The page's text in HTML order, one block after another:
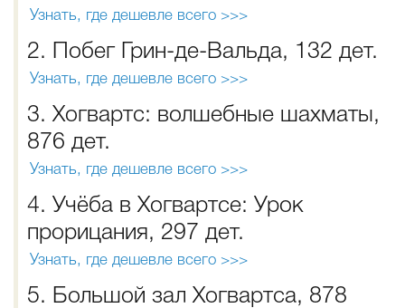
Узнать, где дешевле всего >>>
2. Побег Грин-де-Вальда, 132 дет.
Узнать, где дешевле всего >>>
3. Хогвартс: волшебные шахматы,
876 дет.
Узнать, где дешевле всего >>>
4. Учёба в Хогвартсе: Урок
прорицания, 297 дет.
Узнать, где дешевле всего >>>
5. Большой зал Хогвартса, 878